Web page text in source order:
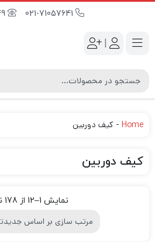
09364165449
|
Home
- کیف دوربین
کیف دوربین
نمایش 1–12 از 178 نتیجه